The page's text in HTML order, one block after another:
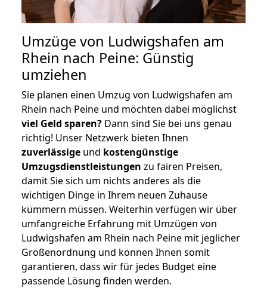
Umzüge von Ludwigshafen am
Rhein nach Peine: Günstig
umziehen
Sie planen einen Umzug von Ludwigshafen am
Rhein nach Peine und möchten dabei möglichst
viel Geld sparen? Dann sind Sie bei uns genau
richtig! Unser Netzwerk bieten Ihnen
zuverlässige und kostengünstige
Umzugsdienstleistungen zu fairen Preisen,
damit Sie sich um nichts anderes als die
wichtigen Dinge in Ihrem neuen Zuhause
kümmern müssen. Weiterhin verfügen wir über
umfangreiche Erfahrung mit Umzügen von
Ludwigshafen am Rhein nach Peine mit jeglicher
Größenordnung und können Ihnen somit
garantieren, dass wir für jedes Budget eine
passende Lösung finden werden.